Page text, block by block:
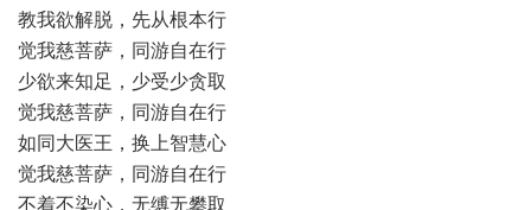
教我欲解脱，先从根本行
觉我慈菩萨，同游自在行
少欲来知足，少受少贪取
觉我慈菩萨，同游自在行
如同大医王，换上智慧心
觉我慈菩萨，同游自在行
不着不染心，无缚无攀取